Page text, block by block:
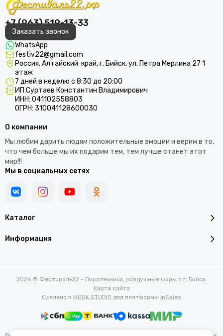
+7 (963) 519-13-33
Заказать звонок
WhatsApp
festiv22@gmail.com
Россия, Алтайский край, г. Бийск, ул. Петра Мерлина 27 1
этаж
7 дней в неделю с 8:30 до 20:00
ИП Суртаев Константин Владимирович
ИНН: 041102558803
ОГРН: 310041128600030
Каталог
Информация
О компании
Мы любим дарить людям положительные эмоции и верим в то,
что чем больше мы их подарим тем, тем лучше станет этот
мир!!!
Мы в социальных сетях
2026 © Фестиваль22 - Пиротехника, воздушные шары в г. Бийск.
Карта сайта
Сделано в MOSK.STUDIO для платформы InSales